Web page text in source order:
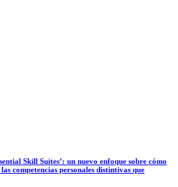
Skill Suites’: un nuevo enfoque sobre cómo
competencias personales distintivas que